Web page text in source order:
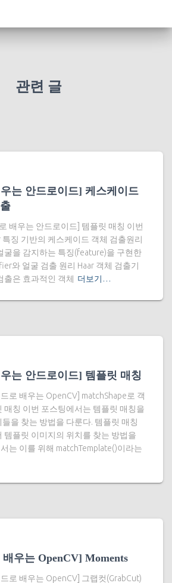
관련 글
는 안드로이드] 케스케이드
배우는 안드로이드] 템플릿 매칭 이번
특징 기반의 케스케이드 객체 검출원리
굴을 감지하는 특징(feature)을 구현한
와 얼굴 검출 원리 Haar 객체 검출기
출은 효과적인 객체 더보기…
는 안드로이드] 템플릿 매칭
로 배우는 OpenCV] matchShape로 객
매칭 이번 포스팅에서는 템플릿 매칭을
을 찾는 방법을 다룬다. 템플릿 매칭
템플릿 이미지의 위치를 찾는 방법을
는 이를 위해 matchTemplate()이라는
우는 OpenCV] Moments
로 배우는 OpenCV] 그랩컷(GrabCut)